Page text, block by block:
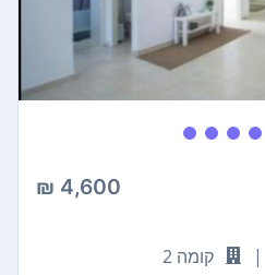
4,600 ₪
|
קומה 2